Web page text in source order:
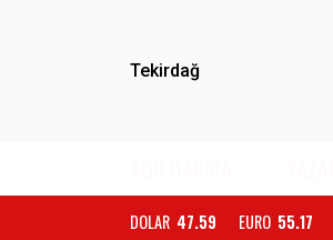
Tekirdağ
DOLAR 47.59 EURO 55.17